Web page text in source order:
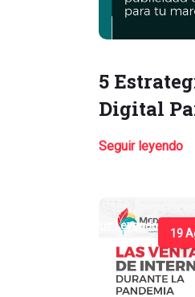
5
Digital
Seguir leyendo
Seguir Leyendo
19